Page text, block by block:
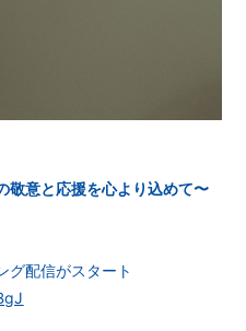
敬意と応援を心より込めて〜
グ配信がスタート